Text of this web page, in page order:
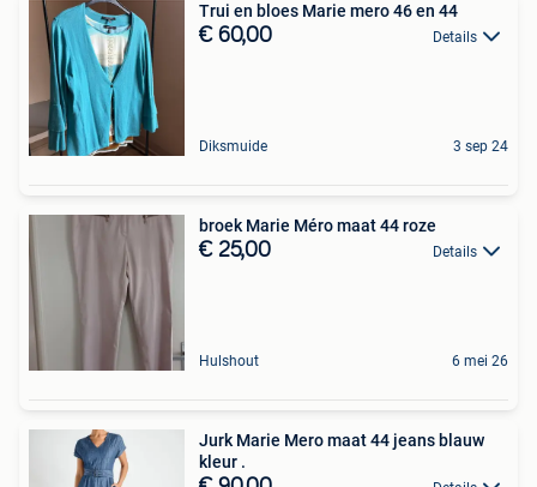
Trui en bloes Marie mero 46 en 44
€ 60,00 Details
Diksmuide 3 sep 24
broek Marie Méro maat 44 roze
€ 25,00 Details
Hulshout 6 mei 26
Jurk Marie Mero maat 44 jeans blauw
kleur .